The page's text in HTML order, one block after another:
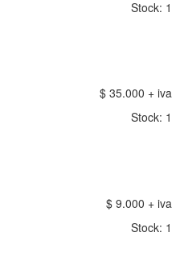
Stock: 1
$ 35.000 + iva
Stock: 1
$ 9.000 + iva
Stock: 1